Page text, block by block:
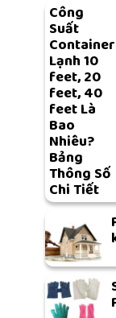
Công
Suất
Container
Lạnh 10
feet, 20
feet, 40
feet Là
Bao
Nhiêu?
Bảng
Thông Số
Chi Tiết